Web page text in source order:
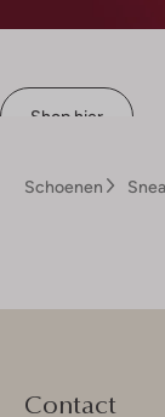
Shop hier
Schoenen
Contact